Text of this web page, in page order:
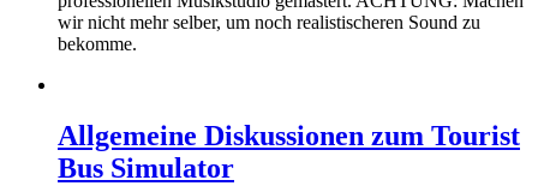
wir nicht mehr selber, um noch realistischeren Sound zu
bekomme.
Allgemeine Diskussionen zum Tourist
Bus Simulator